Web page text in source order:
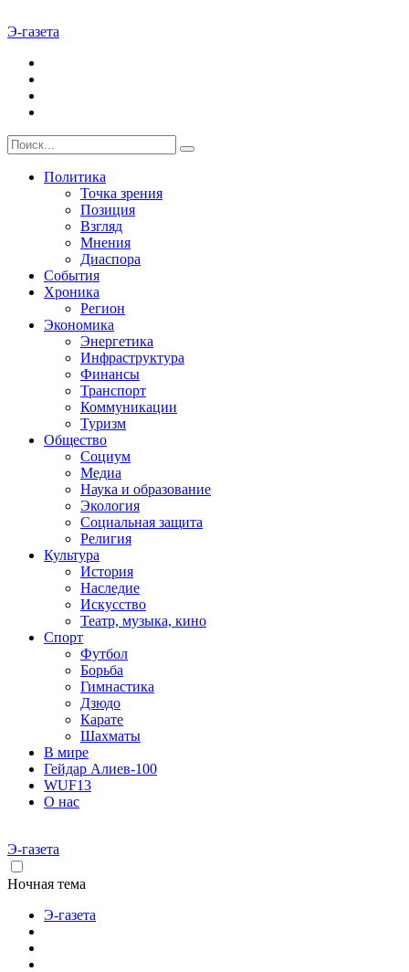
Э-газета
Политика
Точка зрения
Позиция
Взгляд
Мнения
Диаспора
События
Хроника
Регион
Экономика
Энергетика
Инфраструктура
Финансы
Транспорт
Коммуникации
Туризм
Общество
Социум
Медиа
Наука и образование
Экология
Социальная защита
Религия
Культура
История
Наследие
Искусство
Театр, музыка, кино
Спорт
Футбол
Борьба
Гимнастика
Дзюдо
Карате
Шахматы
В мире
Гейдар Алиев-100
WUF13
О нас
Э-газета
Ночная тема
Э-газета